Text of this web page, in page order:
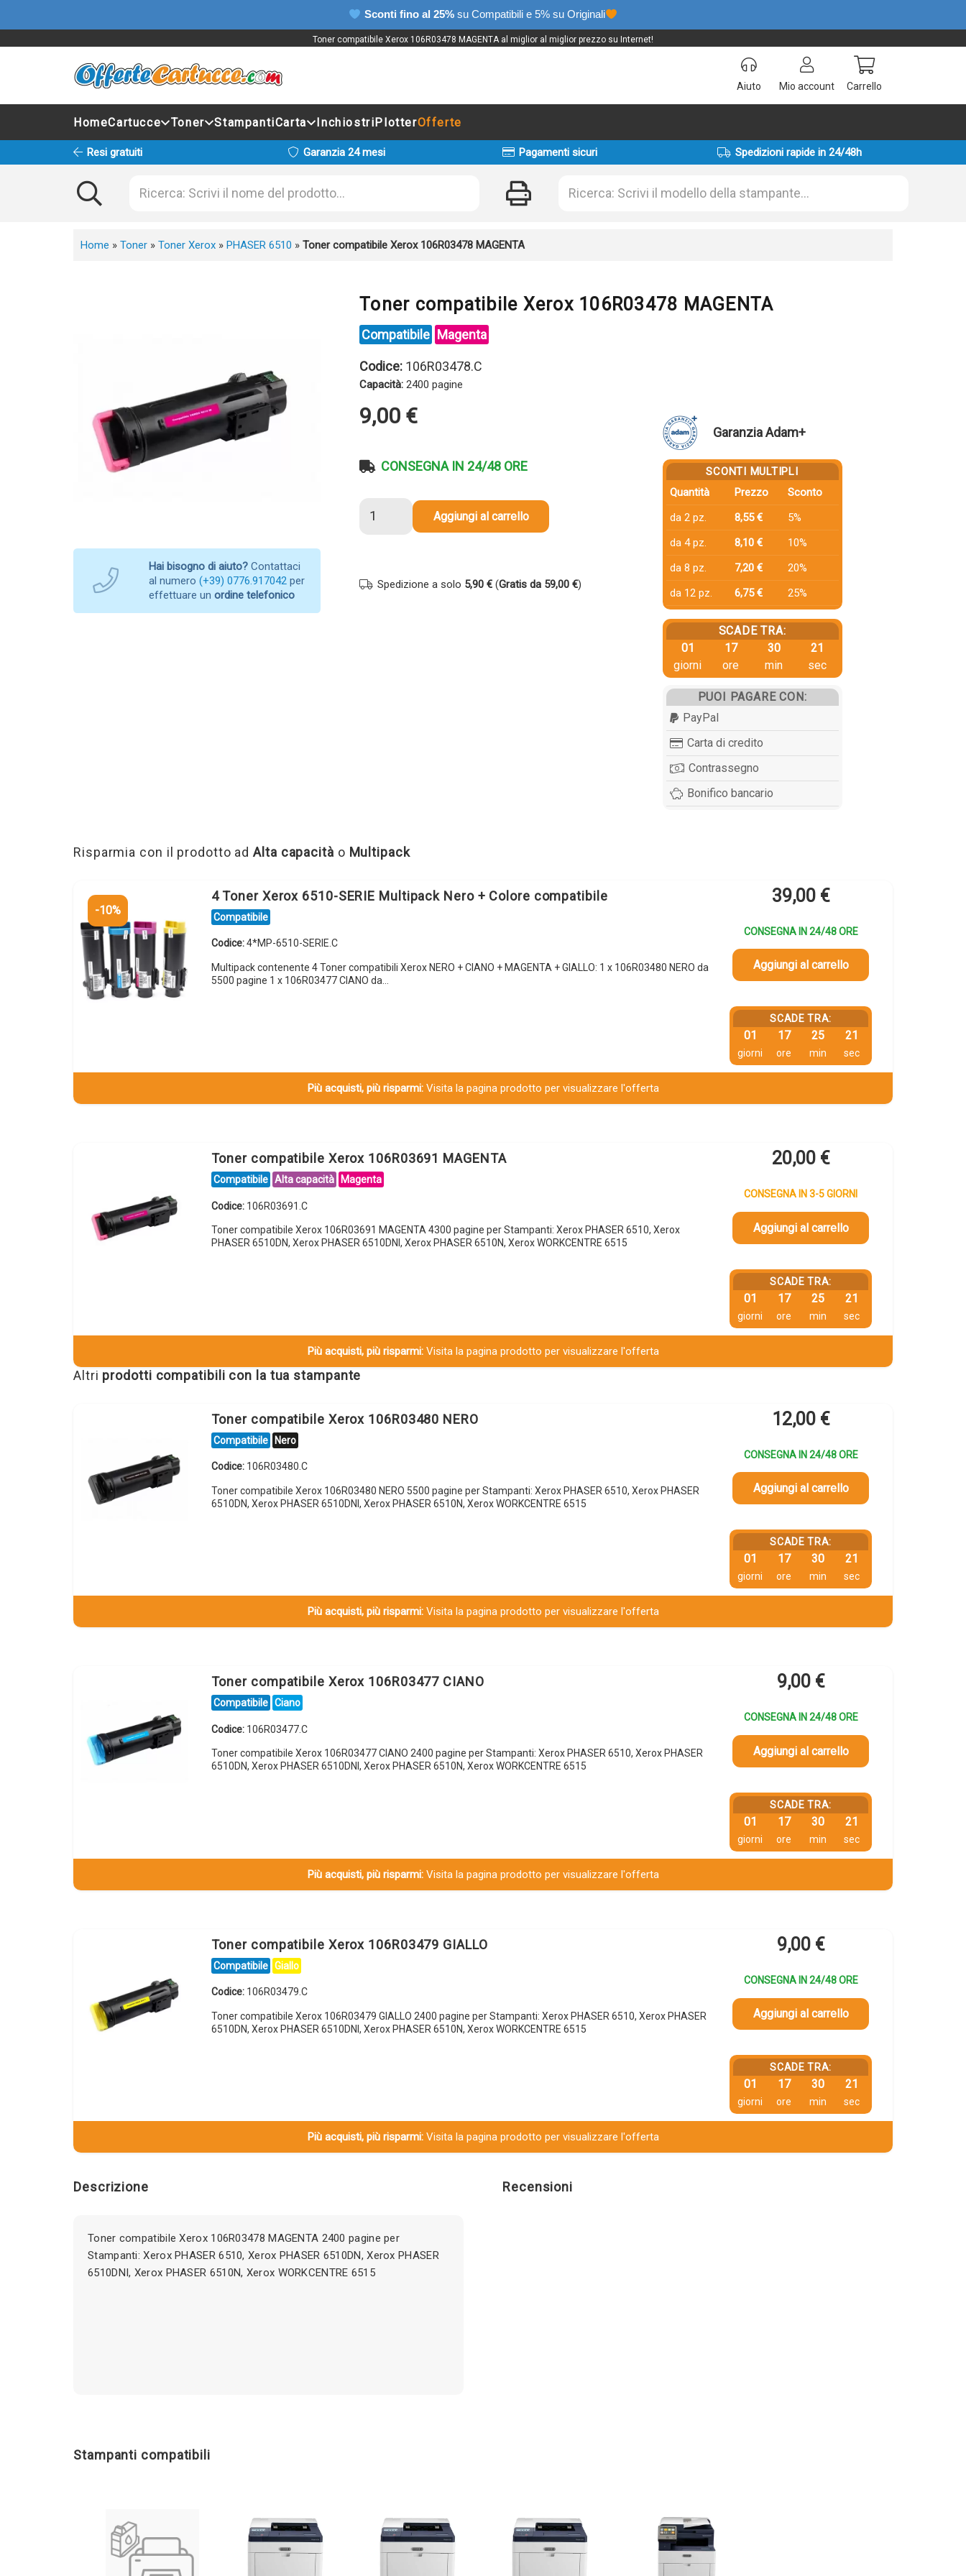
Sconti fino al 25% su Compatibili e 5% su Originali
Toner compatibile Xerox 106R03478 MAGENTA al miglior al miglior prezzo su Internet!
Aiuto Mio account Carrello
HomeCartucce Toner StampantiCarta InchiostriPlotterOfferte
Resi gratuiti Garanzia 24 mesi Pagamenti sicuri Spedizioni rapide in 24/48h
Home » Toner » Toner Xerox » PHASER 6510 » Toner compatibile Xerox 106R03478 MAGENTA
Hai bisogno di aiuto? Contattaci
al numero (+39) 0776.917042 per
effettuare un ordine telefonico
Toner compatibile Xerox 106R03478 MAGENTA
Compatibile Magenta
Codice: 106R03478.C
Capacità: 2400 pagine
9,00 €
CONSEGNA IN 24/48 ORE
compatibile
quantità
Aggiungi al carrello
Spedizione a solo 5,90 € (Gratis da 59,00 €)
Garanzia Adam+
SCONTI MULTIPLI
Quantità
Prezzo
Sconto
da 2 pz.
8,55 €
5%
da 4 pz.
8,10 €
10%
da 8 pz.
7,20 €
20%
da 12 pz.
6,75 € 25%
SCADE TRA:
01
giorni
17
ore
30
min
20
sec
PUOI PAGARE CON:
PayPal
Carta di credito
Contrassegno
Bonifico bancario
Risparmia con il prodotto adAlta capacità o Multipack
-10%
4 Toner Xerox 6510-SERIE Multipack Nero + Colore compatibile
Compatibile
Codice:4*MP-6510-SERIE.C
Multipack contenente 4 Toner compatibili Xerox NERO + CIANO + MAGENTA + GIALLO: 1 x 106R03480 NERO da
5500 pagine 1 x 106R03477 CIANO da…
39,00 €
CONSEGNA IN 24/48 ORE
Aggiungi al carrello
SCADE TRA:
01
giorni
17
ore
25
min
20
sec
Più acquisti, più risparmi:Visita la pagina prodotto per visualizzare l'offerta
Toner compatibile Xerox 106R03691 MAGENTA
Compatibile Alta capacità Magenta
Codice: 106R03691.C
Toner compatibile Xerox 106R03691 MAGENTA 4300 pagine per Stampanti: Xerox PHASER 6510, Xerox
PHASER 6510DN, Xerox PHASER 6510DNI, Xerox PHASER 6510N, Xerox WORKCENTRE 6515
20,00 €
CONSEGNA IN 3-5 GIORNI
Aggiungi al carrello
SCADE TRA:
01
giorni
17
ore
25
min
20
sec
Più acquisti, più risparmi:Visita la pagina prodotto per visualizzare l'offerta
Altri prodotti compatibili con la tua stampante
Toner compatibile Xerox 106R03480 NERO
Compatibile Nero
Codice: 106R03480.C
Toner compatibile Xerox 106R03480 NERO 5500 pagine per Stampanti: Xerox PHASER 6510, Xerox PHASER
6510DN, Xerox PHASER 6510DNI, Xerox PHASER 6510N, Xerox WORKCENTRE 6515
12,00 €
CONSEGNA IN 24/48 ORE
Aggiungi al carrello
SCADE TRA:
01
giorni
17
ore
30
min
20
sec
Più acquisti, più risparmi:Visita la pagina prodotto per visualizzare l'offerta
Toner compatibile Xerox 106R03477 CIANO
Compatibile Ciano
Codice: 106R03477.C
Toner compatibile Xerox 106R03477 CIANO 2400 pagine per Stampanti: Xerox PHASER 6510, Xerox PHASER
6510DN, Xerox PHASER 6510DNI, Xerox PHASER 6510N, Xerox WORKCENTRE 6515
9,00 €
CONSEGNA IN 24/48 ORE
Aggiungi al carrello
SCADE TRA:
01
giorni
17
ore
30
min
20
sec
Più acquisti, più risparmi:Visita la pagina prodotto per visualizzare l'offerta
Toner compatibile Xerox 106R03479 GIALLO
Compatibile Giallo
Codice: 106R03479.C
Toner compatibile Xerox 106R03479 GIALLO 2400 pagine per Stampanti: Xerox PHASER 6510, Xerox PHASER
6510DN, Xerox PHASER 6510DNI, Xerox PHASER 6510N, Xerox WORKCENTRE 6515
9,00 €
CONSEGNA IN 24/48 ORE
Aggiungi al carrello
SCADE TRA:
01
giorni
17
ore
30
min
20
sec
Più acquisti, più risparmi:Visita la pagina prodotto per visualizzare l'offerta
Descrizione
Toner compatibile Xerox 106R03478 MAGENTA 2400 pagine per
Stampanti: Xerox PHASER 6510, Xerox PHASER 6510DN, Xerox PHASER
6510DNI, Xerox PHASER 6510N, Xerox WORKCENTRE 6515
Recensioni
Stampanti compatibili